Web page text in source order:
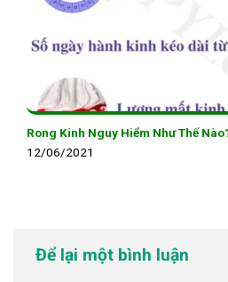
Rong Kinh Nguy Hiểm Như Thế
12/06/2021
Để lại một bình luận